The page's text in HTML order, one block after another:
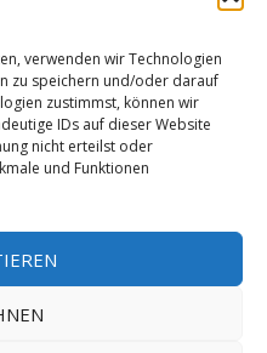
verwenden wir Technologien
zu speichern und/oder darauf
zustimmst, können wir
IDs auf dieser Website
nicht erteilst oder
und Funktionen